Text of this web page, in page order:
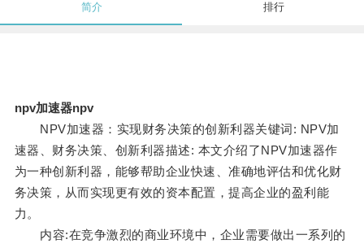
简介 排行
npv加速器npv
NPV加速器：实现财务决策的创新利器关键词: NPV加
速器、财务决策、创新利器描述: 本文介绍了NPV加速器作
为一种创新利器，能够帮助企业快速、准确地评估和优化财
务决策，从而实现更有效的资本配置，提高企业的盈利能
力。
内容:在竞争激烈的商业环境中，企业需要做出一系列的